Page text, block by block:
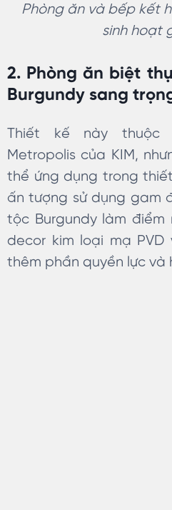
Phòng ăn và bếp kết
sinh hoạt
2. Phòng ăn biệt
Burgundy sang
Thiết kế này thuộc
Metropolis của KIM,
thể ứng dụng trong
ấn tượng sử dụng gam
tộc Burgundy làm điểm
decor kim loại mạ
thêm phần quyền lực và